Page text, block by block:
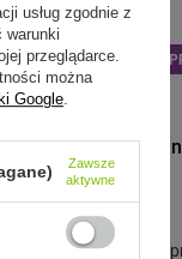
PROMOCJA
RETAP
Karafka
czarna
64,99 zł
Najniższa cena
usług zgodnie z
warunki
przeglądarce.
można
Google
Zawsze
aktywne